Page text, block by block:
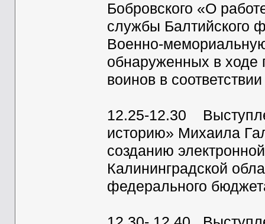
Бобровского «О
службы Балтийского
Военно-
обнаруженных в ходе
воинов в
12.25-12.30
историю» Михаила
созданию
Калининградской
федерального